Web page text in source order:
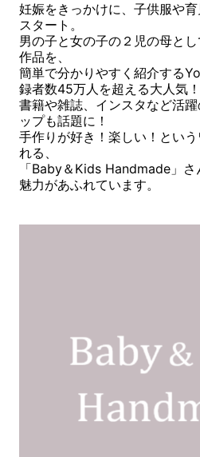
妊娠をきっかけに、子供服や
スタート。
男の子と女の子の２児の母と
作品を、
簡単で分かりやすく紹介する
録者数45万人を超える大人気！
書籍や雑誌、インスタなど活
ップも話題に！
手作りが好き！楽しい！とい
れる、
「Baby＆Kids Handmade」
魅力があふれています。